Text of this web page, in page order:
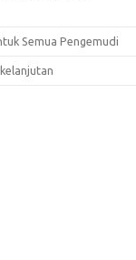
Semua Pengemudi